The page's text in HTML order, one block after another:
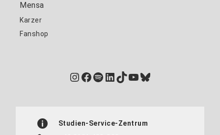
Mensa
Karzer
Fanshop
Instagram
Facebook
Spotify
LinkedIn
TikTok
YouTube
Bluesky
Studien-Service-Zentrum